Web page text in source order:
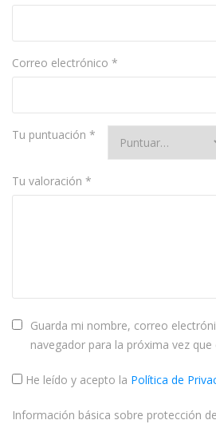
Correo electrónico *
Tu puntuación *
Tu valoración *
Guarda mi nombre, correo
navegador para la próxima vez que
He leído y acepto la Política de
Información básica sobre protección